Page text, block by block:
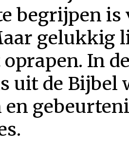
begrijpen is
gelukkig
In
uit de Bijbel
en